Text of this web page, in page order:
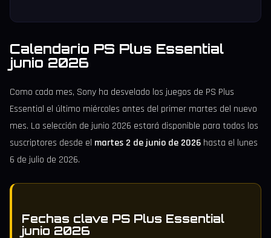
Calendario PS Plus Essential
junio 2026
Como cada mes, Sony ha desvelado los juegos de PS Plus
Essential el último miércoles antes del primer martes del nuevo
mes. La selección de junio 2026 estará disponible para todos los
suscriptores desde el martes 2 de junio de 2026 hasta el lunes
6 de julio de 2026.
Fechas clave PS Plus Essential
junio 2026